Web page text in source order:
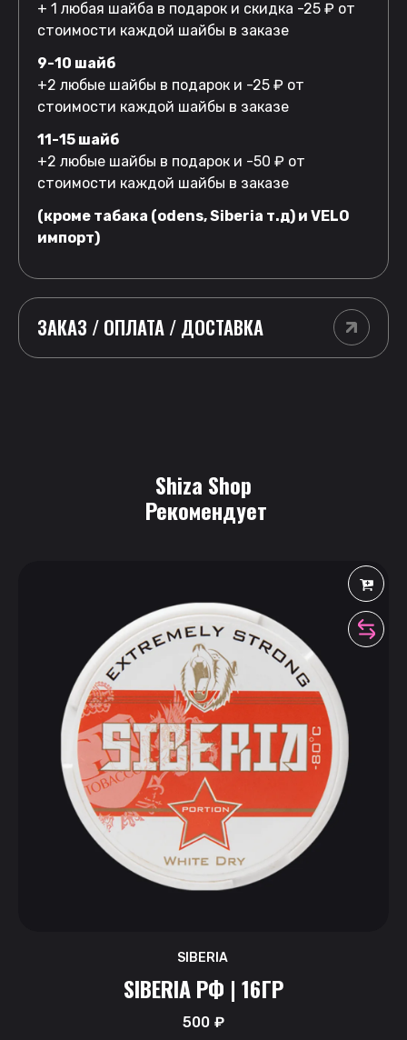
+ 1 любая шайба в подарок и скидка -25 ₽ от
стоимости каждой шайбы в заказе
9-10 шайб
+2 любые шайбы в подарок и -25 ₽ от
стоимости каждой шайбы в заказе
11-15 шайб
+2 любые шайбы в подарок и -50 ₽ от
стоимости каждой шайбы в заказе
(кроме табака (odens, Siberia т.д) и VELO
импорт)
ЗАКАЗ / ОПЛАТА / ДОСТАВКА
Shiza Shop
Рекомендует
SIBERIA
SIBERIA РФ | 16ГР
500₽